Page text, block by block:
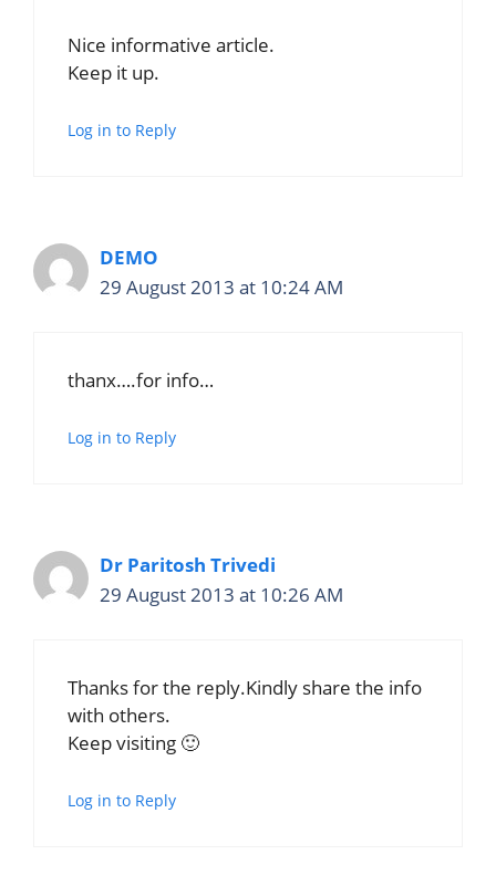
Nice informative article.
Keep it up.
Log in to Reply
DEMO
29 August 2013 at 10:24 AM
thanx….for info…
Log in to Reply
Dr Paritosh Trivedi
29 August 2013 at 10:26 AM
Thanks for the reply.Kindly share the info
with others.
Keep visiting 🙂
Log in to Reply